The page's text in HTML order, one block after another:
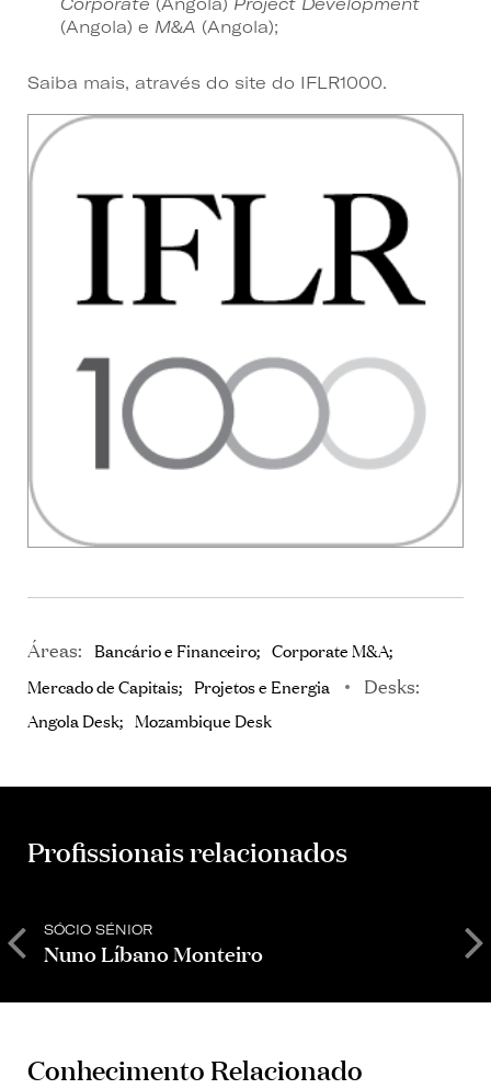
(Angola) e M&A (Angola);
Saiba mais, através do site do IFLR1000.
Áreas: Bancário e Financeiro
Corporate M&A
Mercado de Capitais
Projetos e Energia Desks:
Angola Desk Mozambique Desk
Profissionais relacionados
SÓCIO SÉNIOR
Nuno Líbano Monteiro
Conhecimento Relacionado